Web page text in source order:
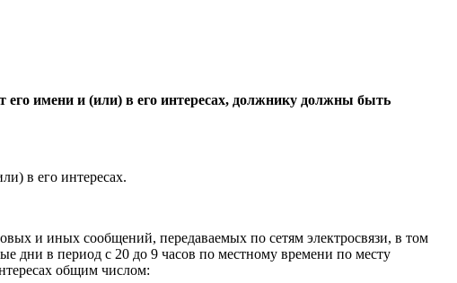
его имени и (или) в его интересах, должнику должны быть
в его интересах.
и иных сообщений, передаваемых по сетям электросвязи, в том
дни в период с 20 до 9 часов по местному времени по месту
общим числом: